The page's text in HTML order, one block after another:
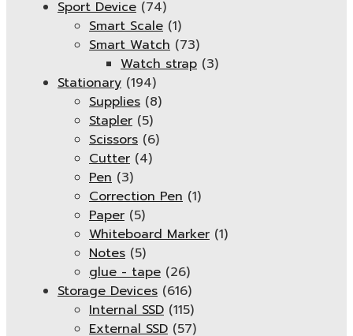
Sport Device (74)
Smart Scale (1)
Smart Watch (73)
Watch strap (3)
Stationary (194)
Supplies (8)
Stapler (5)
Scissors (6)
Cutter (4)
Pen (3)
Correction Pen (1)
Paper (5)
Whiteboard Marker (1)
Notes (5)
glue - tape (26)
Storage Devices (616)
Internal SSD (115)
External SSD (57)